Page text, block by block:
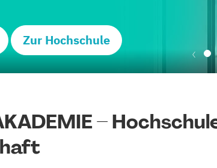
Zur Hochschule
–